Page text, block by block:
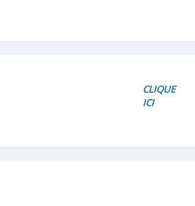
CLIQUE
ICI